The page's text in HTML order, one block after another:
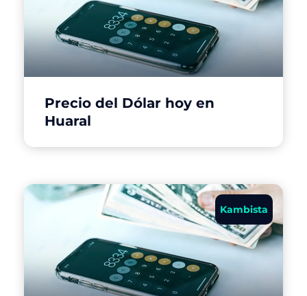
Precio del Dólar hoy en
Huaral
Kambista